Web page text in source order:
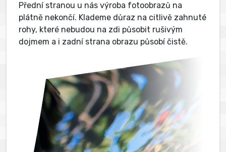
Přední stranou u nás výroba fotoobrazů na
plátně nekončí. Klademe důraz na citlivě zahnuté
rohy, které nebudou na zdi působit rušivým
dojmem a i zadní strana obrazu působí čistě.